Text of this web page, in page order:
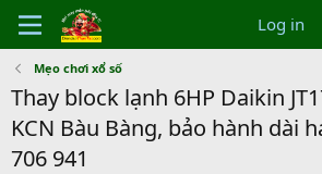
Log in
Mẹo chơi xổ số
Thay block lạnh 6HP Daikin
KCN Bàu Bàng, bảo hành dài
706 941